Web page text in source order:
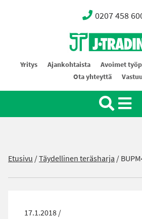
0207 458
Oy J-Trading Ab
Yritys Ajankohtaista Avoimet
Ota yhteyttä
Etusivu /Täydellinen teräsharja /
17.1.2018 /